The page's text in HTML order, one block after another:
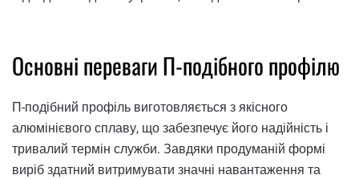
Основні переваги П-подібного профілю
П-подібний профіль виготовляється з якісного
алюмінієвого сплаву, що забезпечує його надійність і
тривалий термін служби. Завдяки продуманій формі
виріб здатний витримувати значні навантаження та